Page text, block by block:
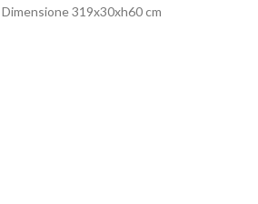
319x30xh60 cm